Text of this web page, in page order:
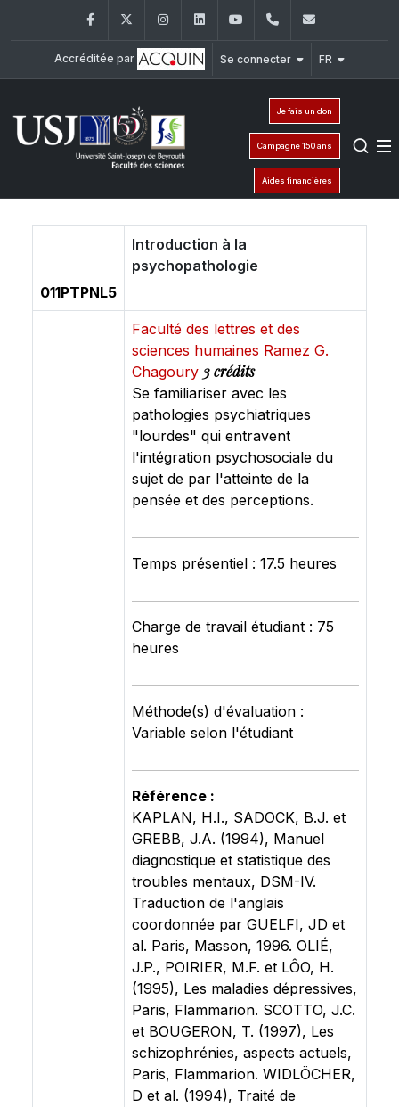
FacebookTwitter InstagramLinkedInYouTube+961 (1) 421 368
Accréditée par Se connecter FR
Je fais un don
Campagne 150 ans
Aides financières
011PTPNL5
Introduction à la
psychopathologie
Faculté des lettres et des
sciences humaines Ramez G.
Chagoury 3 crédits
Se familiariser avec les
pathologies psychiatriques
"lourdes" qui entravent
l'intégration psychosociale du
sujet de par l'atteinte de la
pensée et des perceptions.
Temps présentiel : 17.5 heures
Charge de travail étudiant : 75
heures
Méthode(s) d'évaluation :
Variable selon l'étudiant
Référence :
KAPLAN, H.I., SADOCK, B.J. et
GREBB, J.A. (1994), Manuel
diagnostique et statistique des
troubles mentaux, DSM-IV.
Traduction de l'anglais
coordonnée par GUELFI, JD et
al. Paris, Masson, 1996. OLIÉ,
J.P., POIRIER, M.F. et LÔO, H.
(1995), Les maladies dépressives,
Paris, Flammarion. SCOTTO, J.C.
et BOUGERON, T. (1997), Les
schizophrénies, aspects actuels,
Paris, Flammarion. WIDLÖCHER,
D et al. (1994), Traité de